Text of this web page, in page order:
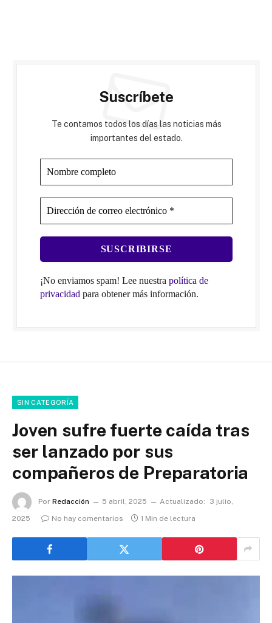
Suscríbete
Te contamos todos los días las noticias más
importantes del estado.
¡No enviamos spam! Lee nuestra política de
privacidad para obtener más información.
SIN CATEGORÍA
Joven sufre fuerte caída tras
ser lanzado por sus
compañeros de Preparatoria
Por Redacción 5 abril, 2025 Actualizado:
3 julio,
2025
No hay comentarios 1 Min de lectura